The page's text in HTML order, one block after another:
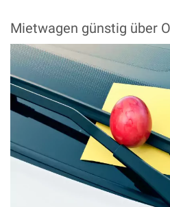
Mietwagen günstig über